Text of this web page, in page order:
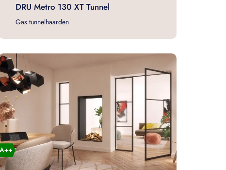
DRU Metro 130 XT Tunnel
Gas tunnelhaarden